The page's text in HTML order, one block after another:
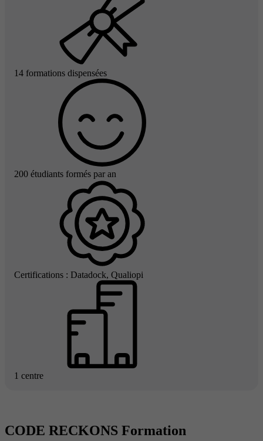
14 formations dispensées
200 étudiants formés par an
Certifications : Datadock, Qualiopi
1 centre
CODE RECKONS Formation